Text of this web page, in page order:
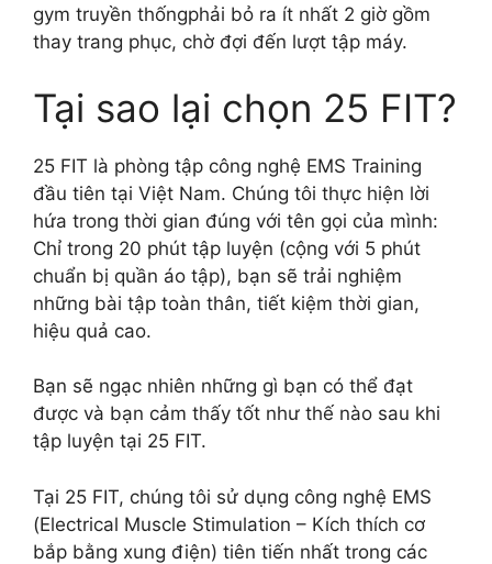
gym truyền thốngphải bỏ ra ít nhất 2 giờ gồm
thay trang phục, chờ đợi đến lượt tập máy.
Tại sao lại chọn 25 FIT?
25 FIT là phòng tập công nghệ EMS Training
đầu tiên tại Việt Nam. Chúng tôi thực hiện lời
hứa trong thời gian đúng với tên gọi của mình:
Chỉ trong 20 phút tập luyện (cộng với 5 phút
chuẩn bị quần áo tập), bạn sẽ trải nghiệm
những bài tập toàn thân, tiết kiệm thời gian,
hiệu quả cao.
Bạn sẽ ngạc nhiên những gì bạn có thể đạt
được và bạn cảm thấy tốt như thế nào sau khi
tập luyện tại 25 FIT.
Tại 25 FIT, chúng tôi sử dụng công nghệ EMS
(Electrical Muscle Stimulation – Kích thích cơ
bắp bằng xung điện) tiên tiến nhất trong các